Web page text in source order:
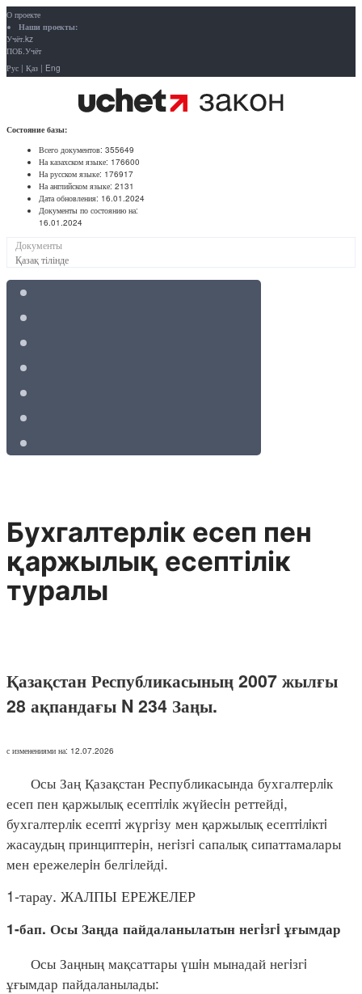
О проекте
Наши проекты:
Учёт.kz
ПОБ.Учёт
Рус | Қаз | Eng
Состояние базы:
Всего документов: 355649
На казахском языке: 176600
На русском языке: 176917
На английском языке: 2131
Дата обновления: 16.01.2024
Документы по состоянию на:
16.01.2024
Документы
Қазақ тілінде
Бухгалтерлiк есеп пен
қаржылық есептiлiк
туралы
Қазақстан Республикасының 2007 жылғы
28 ақпандағы N 234 Заңы.
с изменениями на: 12.07.2026
Осы Заң Қазақстан Республикасында бухгалтерлiк
есеп пен қаржылық есептiлiк жүйесiн реттейдi,
бухгалтерлiк есептi жүргiзу мен қаржылық есептiлiктi
жасаудың принциптерiн, негiзгi сапалық сипаттамалары
мен ережелерiн белгiлейдi.
1-тарау. ЖАЛПЫ ЕРЕЖЕЛЕР
1-бап. Осы Заңда пайдаланылатын негiзгi ұғымдар
Осы Заңның мақсаттары үшiн мынадай негiзгi
ұғымдар пайдаланылады: